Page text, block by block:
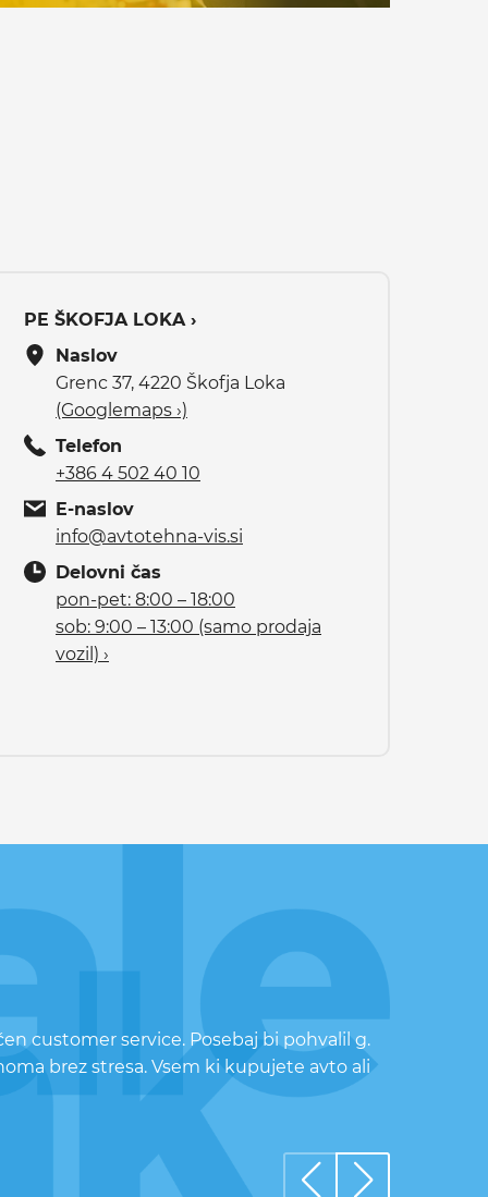
PE ŠKOFJA LOKA ›
Naslov
Grenc 37, 4220 Škofja Loka
(Googlemaps ›)
Telefon
+386 4 502 40 10
E-naslov
info@avtotehna-vis.si
Delovni čas
pon-pet: 8:00 – 18:00
sob: 9:00 – 13:00 (samo prodaja
vozil) ›
customer service. Posebaj bi pohvalil g.
brez stresa. Vsem ki kupujete avto ali